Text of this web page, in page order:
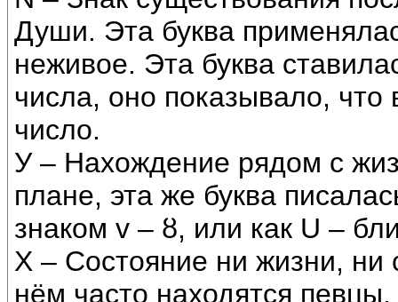
Души. Эта буква
неживое. Эта буква
числа, оно показывало, что
число.
У – Нахождение рядом с
плане, эта же буква
знаком v – ȣ, или как U –
Х – Состояние ни жизни,
нём часто находятся